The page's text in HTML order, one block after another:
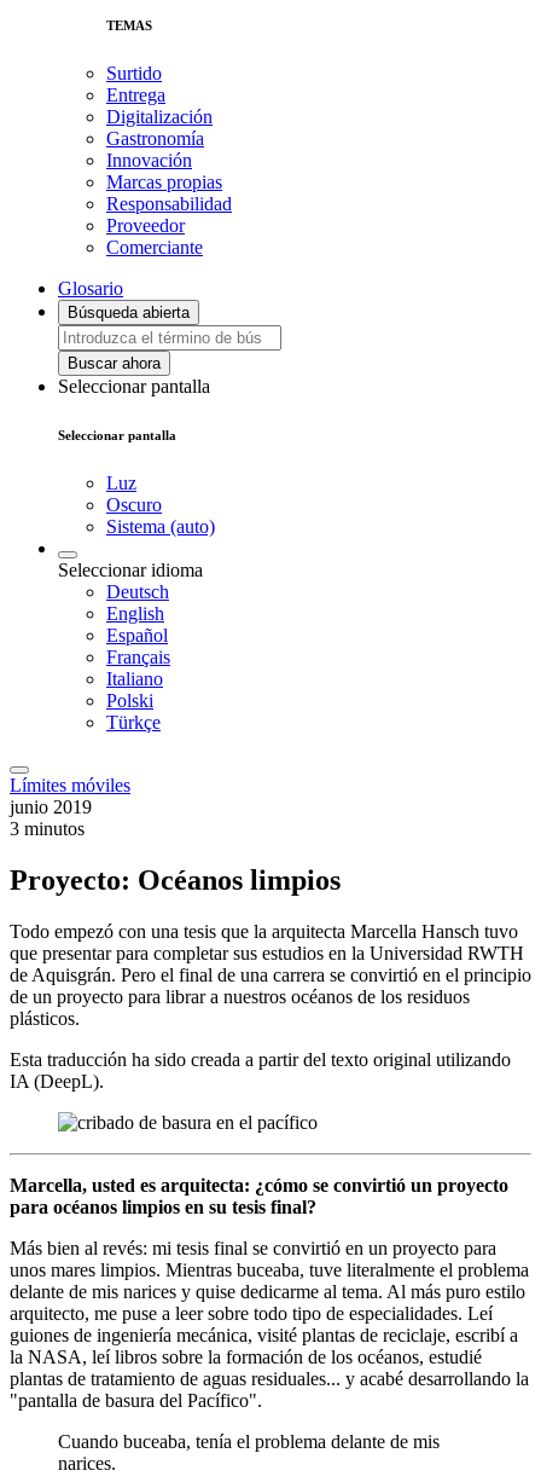
TEMAS
Surtido
Entrega
Digitalización
Gastronomía
Innovación
Marcas propias
Responsabilidad
Proveedor
Comerciante
Glosario
Búsqueda abierta
Buscar ahora
Seleccionar pantalla
Seleccionar pantalla
Luz
Oscuro
Sistema (auto)
Seleccionar idioma
Deutsch
English
Español
Français
Italiano
Polski
Türkçe
Límites móviles
junio 2019
3 minutos
Proyecto: Océanos limpios
Todo empezó con una tesis que la arquitecta Marcella Hansch tuvo
que presentar para completar sus estudios en la Universidad RWTH
de Aquisgrán. Pero el final de una carrera se convirtió en el principio
de un proyecto para librar a nuestros océanos de los residuos
plásticos.
Esta traducción ha sido creada a partir del texto original utilizando
IA (DeepL).
Marcella, usted es arquitecta: ¿cómo se convirtió un proyecto
para océanos limpios en su tesis final?
Más bien al revés: mi tesis final se convirtió en un proyecto para
unos mares limpios. Mientras buceaba, tuve literalmente el problema
delante de mis narices y quise dedicarme al tema. Al más puro estilo
arquitecto, me puse a leer sobre todo tipo de especialidades. Leí
guiones de ingeniería mecánica, visité plantas de reciclaje, escribí a
la NASA, leí libros sobre la formación de los océanos, estudié
plantas de tratamiento de aguas residuales... y acabé desarrollando la
"pantalla de basura del Pacífico".
Cuando buceaba, tenía el problema delante de mis
narices.